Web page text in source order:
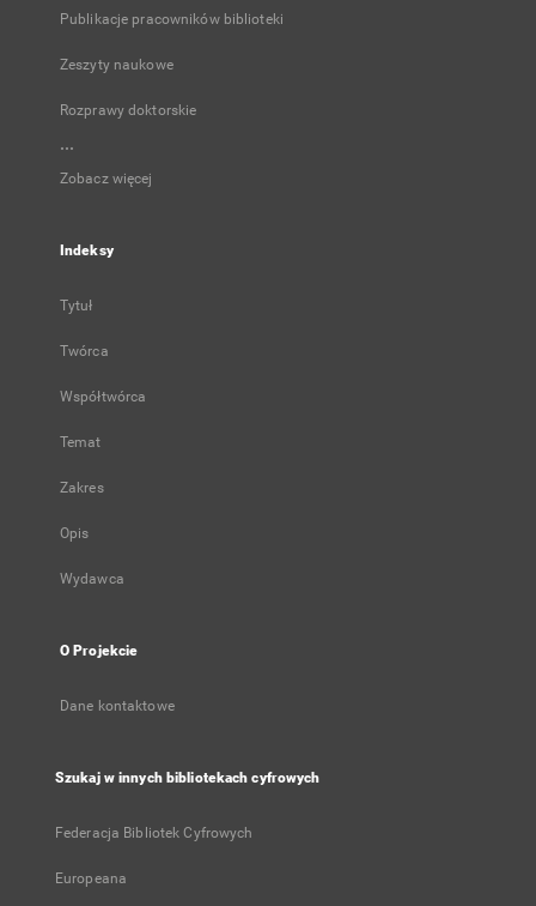
Publikacje pracowników biblioteki
Zeszyty naukowe
Rozprawy doktorskie
...
Zobacz więcej
Indeksy
Tytuł
Twórca
Współtwórca
Temat
Zakres
Opis
Wydawca
O Projekcie
Dane kontaktowe
Szukaj w innych bibliotekach cyfrowych
Federacja Bibliotek Cyfrowych
Europeana